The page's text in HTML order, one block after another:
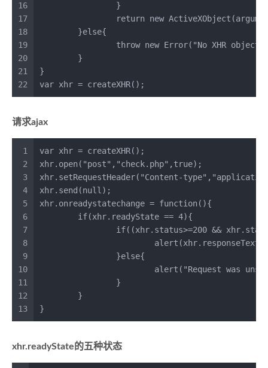
16
17
18
19
20
21
22
		}
return new ActiveXObject (
	}
else{
throw new Error( "No XHR
	}
}
var xhr = createXHR();
请求ajax
1
2
3
4
5
6
7
8
9
10
11
12
13
var xhr = createXHR();
xhr. open( "post" , "check.php" , true);
xhr. setRequestHeader( "Content-type" ,
xhr. send (null );
xhr. onreadystatechange = function( ){
if(xhr. readyState == 4){
if((xhr. status>=200 && xhr.
alert (xhr. responseText
		}
else{
alert ( "Request was
		}
	}
}
xhr.readyState的五种状态